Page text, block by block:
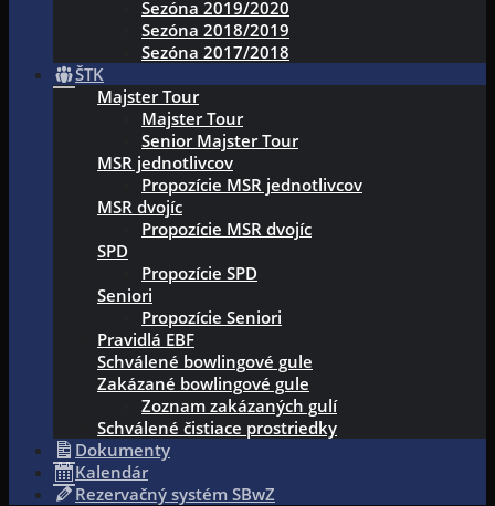
Sezóna 2019/2020
Sezóna 2018/2019
Sezóna 2017/2018
ŠTK
Majster Tour
Majster Tour
Senior Majster Tour
MSR jednotlivcov
Propozície MSR jednotlivcov
MSR dvojíc
Propozície MSR dvojíc
SPD
Propozície SPD
Seniori
Propozície Seniori
Pravidlá EBF
Schválené bowlingové gule
Zakázané bowlingové gule
Zoznam zakázaných gulí
Schválené čistiace prostriedky
Dokumenty
Kalendár
Rezervačný systém SBwZ